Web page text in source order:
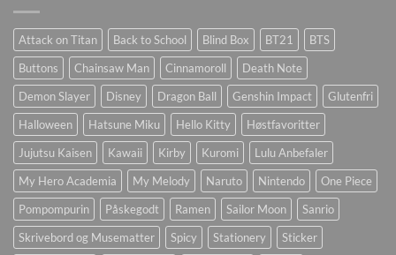
Attack on Titan Back to School Blind Box BT21
BTS
Buttons
Chainsaw Man Cinnamoroll
Death Note
Demon Slayer
Disney Dragon Ball Genshin Impact
Glutenfri
Halloween
Hatsune Miku Hello Kitty
Høstfavoritter
Jujutsu Kaisen
Kawaii Kirby Kuromi
Lulu Anbefaler
My Hero Academia
My Melody Naruto Nintendo
One Piece
Pompompurin
Påskegodt Ramen Sailor Moon
Sanrio
Skrivebord og Musematter
Spicy Stationery
Sticker